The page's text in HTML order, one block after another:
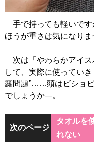
手で持っても軽いです
ほうが重さは気になりま
次は「やわらかアイス
して、実際に使ってい
露問題”……頭はビショ
でしょうか―。
次のページ
タオルを
れない